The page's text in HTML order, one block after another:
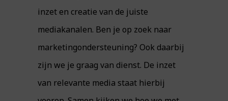
inzet en creatie van de juiste
mediakanalen. Ben je op zoek naar
marketingondersteuning? Ook daarbij
zijn we je graag van dienst. De inzet
van relevante media staat hierbij